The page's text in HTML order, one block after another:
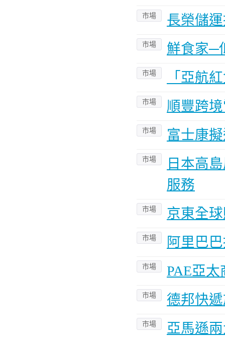
市場 長榮儲
市場 鮮食家─
市場 「亞航
市場 順豐跨
市場 富士康
市場
日本高
服務
市場 京東全
市場 阿里巴
市場 PAE亞
市場 德邦快
市場 亞馬遜